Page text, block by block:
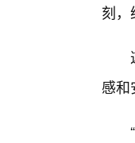
刻，
感和